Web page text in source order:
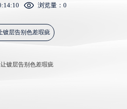
浏览量： 0
镀层告别色差瑕疵